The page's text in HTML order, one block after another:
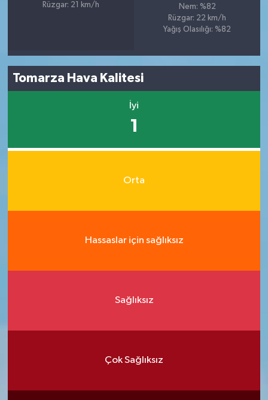
Rüzgar: 21 km/h
Nem: %82
Rüzgar: 22 km/h
Yağış Olasılığı: %82
Tomarza Hava Kalitesi
İyi
1
Orta
Hassaslar için sağlıksız
Sağlıksız
Çok Sağlıksız